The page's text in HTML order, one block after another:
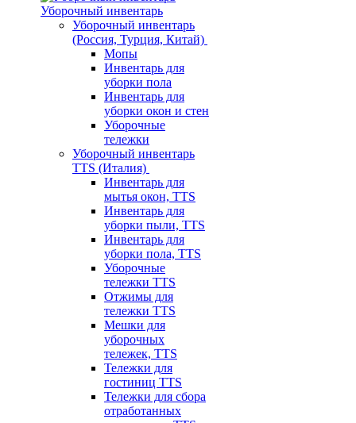
Уборочный инвентарь
Уборочный инвентарь
(Россия, Турция, Китай)
Мопы
Инвентарь для
уборки пола
Инвентарь для
уборки окон и стен
Уборочные
тележки
Уборочный инвентарь
TTS (Италия)
Инвентарь для
мытья окон, TTS
Инвентарь для
уборки пыли, TTS
Инвентарь для
уборки пола, TTS
Уборочные
тележки TTS
Отжимы для
тележки TTS
Мешки для
уборочных
тележек, TTS
Тележки для
гостиниц TTS
Тележки для сбора
отработанных